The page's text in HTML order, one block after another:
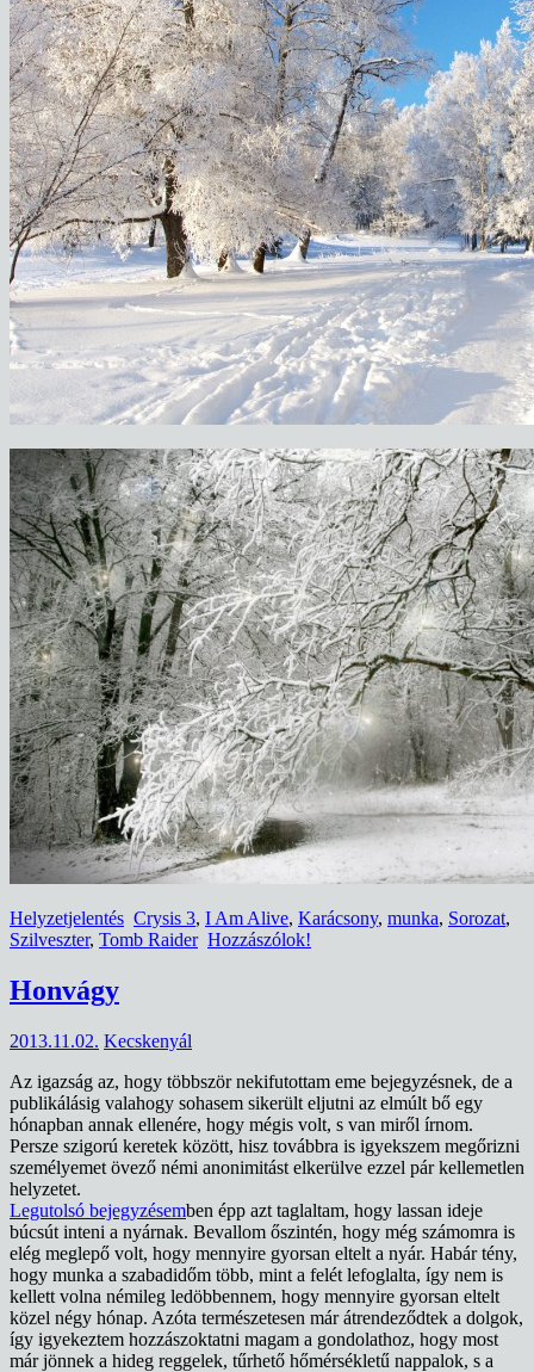
Helyzetjelentés Crysis 3, I Am Alive, Karácsony, munka, Sorozat,
Szilveszter, Tomb Raider Hozzászólok!
Honvágy
2013.11.02. Kecskenyál
Az igazság az, hogy többször nekifutottam eme bejegyzésnek, de a
publikálásig valahogy sohasem sikerült eljutni az elmúlt bő egy
hónapban annak ellenére, hogy mégis volt, s van miről írnom.
Persze szigorú keretek között, hisz továbbra is igyekszem megőrizni
személyemet övező némi anonimitást elkerülve ezzel pár kellemetlen
helyzetet.
Legutolsó bejegyzésemben épp azt taglaltam, hogy lassan ideje
búcsút inteni a nyárnak. Bevallom őszintén, hogy még számomra is
elég meglepő volt, hogy mennyire gyorsan eltelt a nyár. Habár tény,
hogy munka a szabadidőm több, mint a felét lefoglalta, így nem is
kellett volna némileg ledöbbennem, hogy mennyire gyorsan eltelt
közel négy hónap. Azóta természetesen már átrendeződtek a dolgok,
így igyekeztem hozzászoktatni magam a gondolathoz, hogy most
már jönnek a hideg reggelek, tűrhető hőmérsékletű nappalok, s a